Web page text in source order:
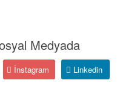
Medyada
İnstagram Linkedin